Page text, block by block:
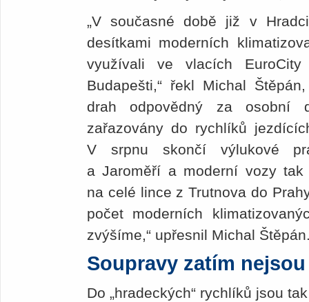
„V současné době již v
desítkami moderních
využívali ve vlacích
Budapešti,“ řekl Michal
drah odpovědný za osobní
zařazovány do rychlíků
V srpnu skončí výlukové
a Jaroměří a moderní vozy
na celé lince z Trutnova do
počet moderních
zvýšíme,“ upřesnil Michal
Soupravy zatím
Do „hradeckých“ rychlíků jsou